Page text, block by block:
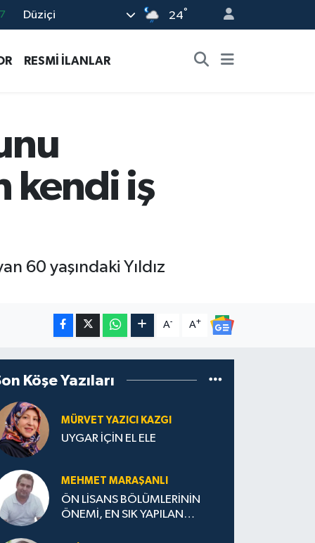
Düziçi 24°
RESMİ İLANLAR
kendi iş
60 yaşındaki Yıldız
A- A+
Köşe Yazıları
MÜRVET YAZICI KAZGI
UYGAR İÇİN EL ELE
MEHMET MARAŞANLI
ÖN LİSANS BÖLÜMLERİNİN
ÖNEMİ, EN SIK YAPILAN